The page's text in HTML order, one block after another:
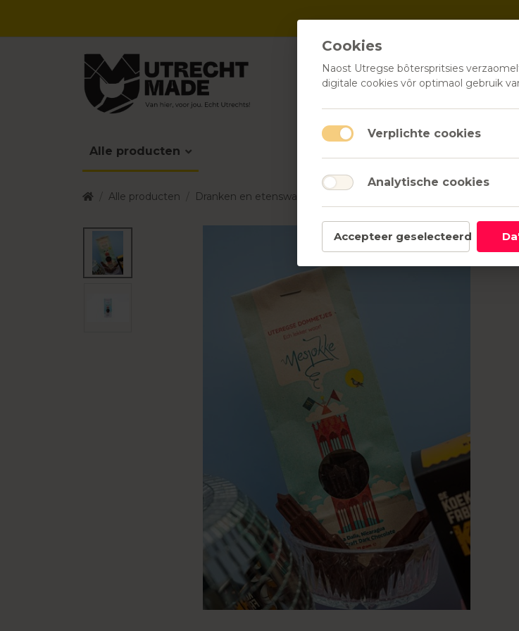
ALLE
Alle producten
Alle producten Dranken en etenswaren
Cookies
Naost Utregse bôterspritsies
digitale cookies vôr optimaol gebruik
Verplichte cookies
Analytische cookies
Accepteer geselecteerd